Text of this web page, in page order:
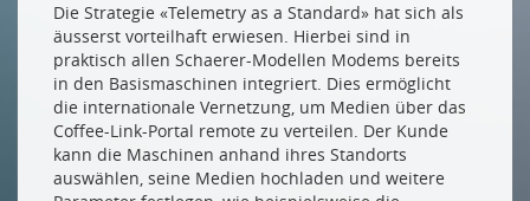
Die Strategie «Telemetry as a Standard» hat sich als
äusserst vorteilhaft erwiesen. Hierbei sind in
praktisch allen Schaerer-Modellen Modems bereits
in den Basismaschinen integriert. Dies ermöglicht
die internationale Vernetzung, um Medien über das
Coffee-Link-Portal remote zu verteilen. Der Kunde
kann die Maschinen anhand ihres Standorts
auswählen, seine Medien hochladen und weitere